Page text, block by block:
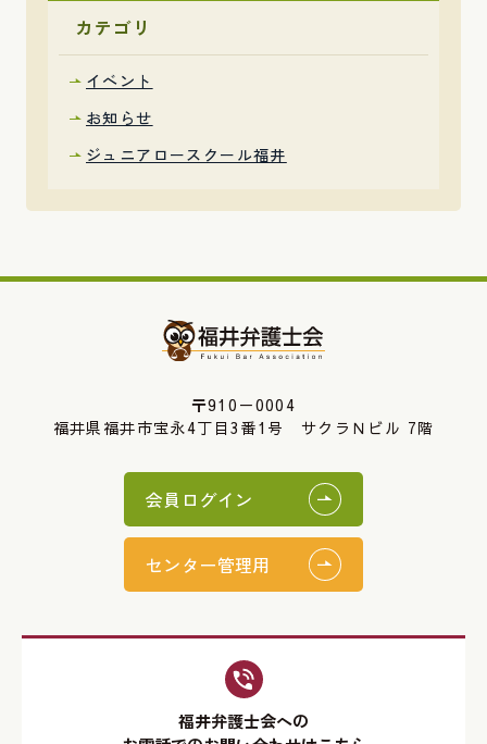
カテゴリ
イベント
お知らせ
ジュニアロースクール福井
〒910－0004
福井県福井市宝永4丁目3番1号 サクラＮビル 7階
会員ログイン
センター管理用
福井弁護士会への